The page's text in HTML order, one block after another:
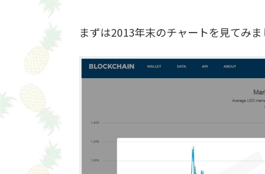
まずは2013年末のチャートを見てみま